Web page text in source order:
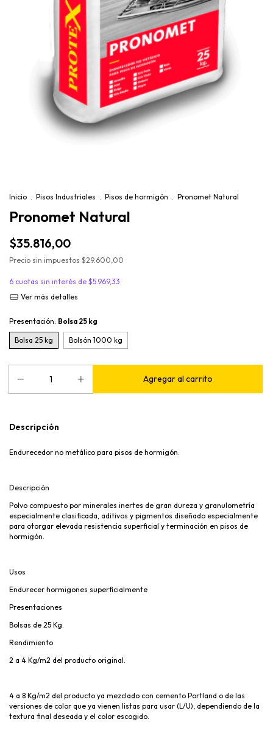
Inicio Pisos Industriales Pisos de hormigón Pronomet Natural
Pronomet Natural
$35.816,00
Precio sin impuestos $29.600,00
6 cuotas sin interés de $5.969,33
Ver más detalles
Presentación: Bolsa 25 kg
Bolsa 25 kg Bolsón 1000 kg
Descripción
Endurecedor no metálico para pisos de hormigón.
Descripción
Polvo compuesto por minerales inertes de gran dureza y granulometría
especialmente clasificada, aditivos y pigmentos diseñado especialmente
para otorgar elevada resistencia superficial y terminación en pisos de
hormigón.
Usos
Endurecer hormigones superficialmente
Presentaciones
Bolsas de 25 Kg.
Rendimiento
2 a 4 Kg/m2 del producto original.
4 a 8 Kg/m2 del producto ya mezclado con cemento Portland o de las
versiones de color que ya vienen listas para usar (L/U), dependiendo de la
textura final deseada y el color escogido.